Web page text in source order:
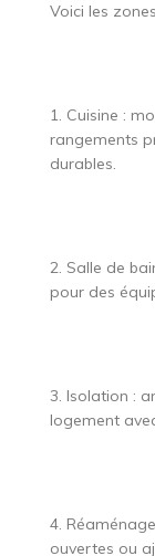
Voici les
1. Cuisine :
rangements
durables.
2. Salle de
pour des
3. Isolation :
logement
4.
ouvertes ou